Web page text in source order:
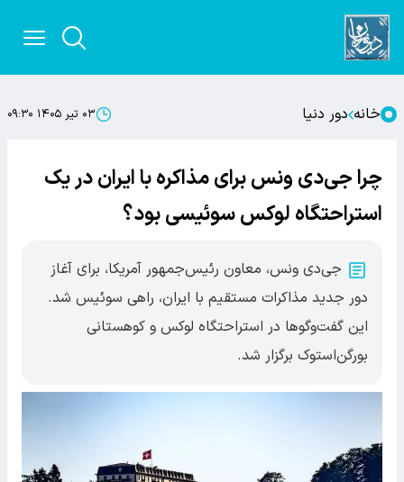
خانه دور دنیا ۰۳ تیر ۱۴۰۵ ۰۹:۳۰
چرا جی‌دی ونس برای مذاکره با ایران در یک
استراحتگاه لوکس سوئیسی بود؟
جی‌دی ونس، معاون رئیس‌جمهور آمریکا، برای آغاز
دور جدید مذاکرات مستقیم با ایران، راهی سوئیس شد.
این گفت‌وگوها در استراحتگاه لوکس و کوهستانی
بورگن‌استوک برگزار شد.